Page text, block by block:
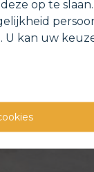
op te
kan uw